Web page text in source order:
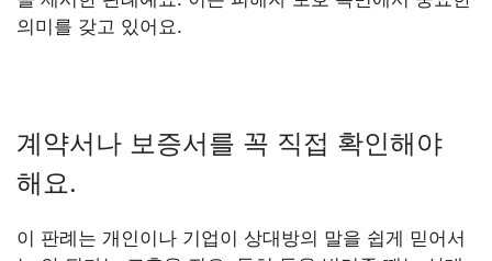
의미를 갖고 있어요.
계약서나 보증서를 꼭 직접 확인해야
해요.
이 판례는 개인이나 기업이 상대방의 말을 쉽게 믿어서